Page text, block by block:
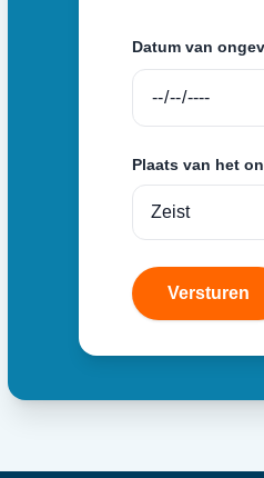
Datum van
Plaats van het
Versturen